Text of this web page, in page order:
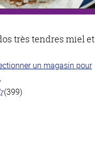
très tendres miel et
un magasin pour
(399)